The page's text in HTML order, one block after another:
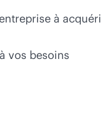
à
vos besoins